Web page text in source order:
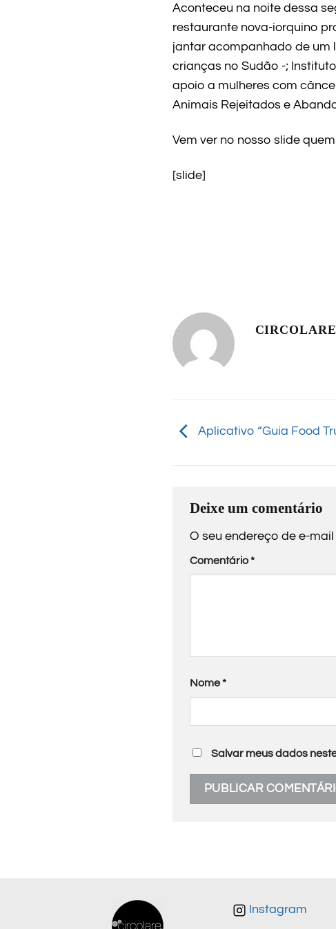
Aconteceu na noite dessa
restaurante nova-iorquino
jantar acompanhado de um
crianças no Sudão -;
apoio a mulheres com
Animais Rejeitados e
Vem ver no nosso slide
[slide]
CIRCOLARE
Aplicativo “Guia Food
Deixe um comentário
O seu endereço de e-
Comentário*
Nome*
Salvar meus dados
Instagram